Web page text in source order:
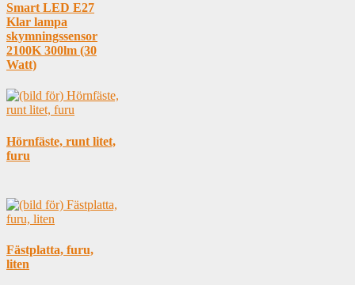
Smart LED E27
Klar lampa
skymningssensor
2100K 300lm (30
Watt)
Hörnfäste, runt litet,
furu
Fästplatta, furu,
liten